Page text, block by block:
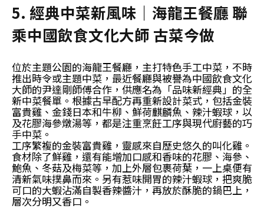
5. 經典中菜新風味｜海龍王餐廳 聯
乘中國飲食文化大師 古菜今做
位於主題公園的海龍王餐廳，主打特色手工中菜，不時
推出時令或主題中菜，最近餐廳與被譽為中國飲食文化
大師的尹達剛師傅合作，供應名為「品味新經典」的全
新中菜餐單。根據古早配方再重新設計菜式，包括金裝
富貴雞、金錢日本和牛柳、鮮荷麒麟魚、辣汁蝦球，以
及花膠海參燉湯等，都是注重烹飪工序與現代廚藝的巧
手中菜。
工序繁複的金裝富貴雞，靈感來自歷史悠久的叫化雞。
食材除了鮮雞，還有能增加口感和香味的花膠、海參、
鮑魚、冬菇及梅菜等，加上外層包裹荷葉，一上桌便有
清新氣味撲鼻而來。另有惹味開胃的辣汁蝦球，把爽脆
可口的大蝦沾滿自製香辣醬汁，再放於酥脆的鍋巴上，
層次分明又香口。